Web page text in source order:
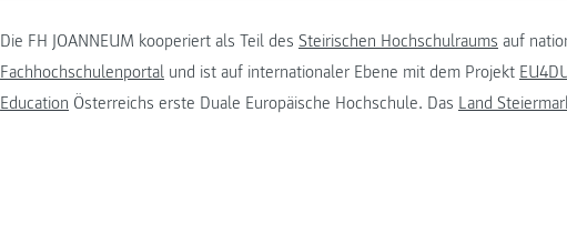
Die FH JOANNEUM kooperiert als Teil des Steirischen Hochschulraums auf
Fachhochschulenportal und ist auf internationaler Ebene mit dem Projekt
Education Österreichs erste Duale Europäische Hochschule. Das Land